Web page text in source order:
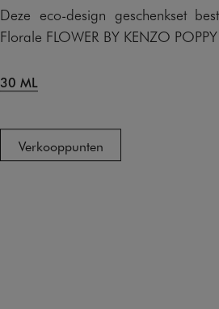
Deze eco-design geschenkset
Florale FLOWER BY KENZO
30 ML
Verkooppunten